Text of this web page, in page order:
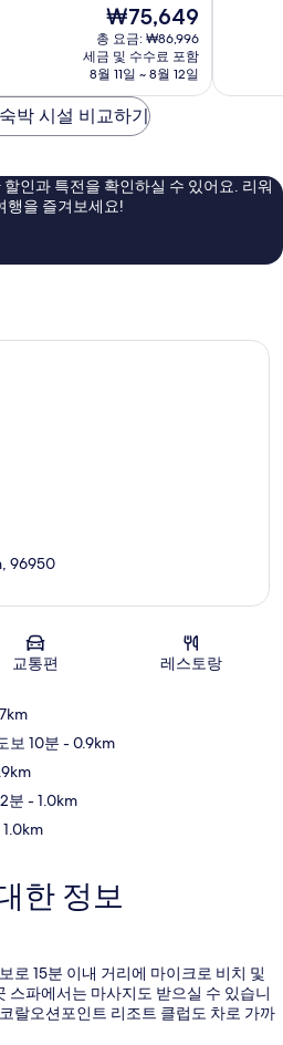
현
재
요
금
₩75,649
₩75,649
총 요금: ₩86,996
세금 및 수수료 포함
8월 11일 ~ 8월 12일
매
해
요,
박 시설 비교하기
인과 특전을 확인하실 수 있어요. 리워
행을 즐겨보세요!
지도
96950
교통편 레스토랑
보 10분 - 0.9km
분 - 1.0km
한 정보
로 15분 이내 거리에 마이크로 비치 및
스파에서는 마사지도 받으실 수 있습니
랄오션포인트 리조트 클럽도 차로 가까